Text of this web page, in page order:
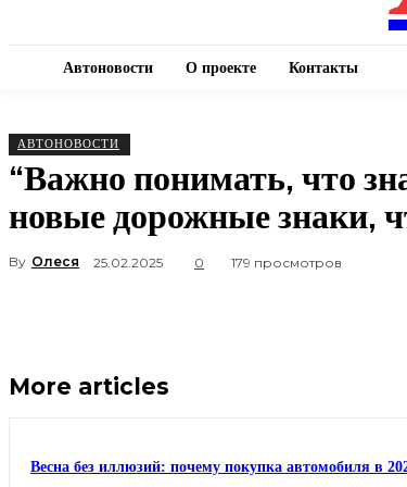
Автоновости О проекте Контакты
АВТОНОВОСТИ
“Важно понимать, что
новые дорожные знаки,
By Олеся 25.02.2025 0 179 просмотров
More articles
Весна без иллюзий: почему покупка автомобиля в